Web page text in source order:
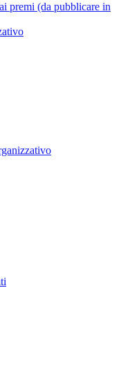
premi (da pubblicare in